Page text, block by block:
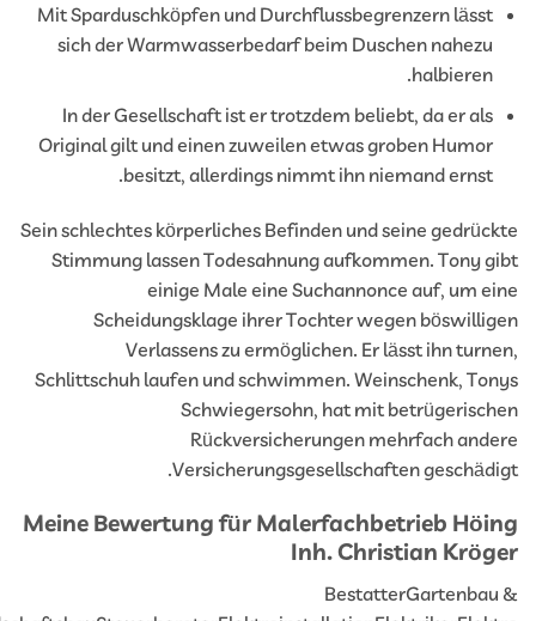
Mit Sparduschköpfen und Durchflussbegrenzern lässt
sich der Warmwasserbedarf beim Duschen nahezu
halbieren.
In der Gesellschaft ist er trotzdem beliebt, da er als
Original gilt und einen zuweilen etwas groben Humor
besitzt, allerdings nimmt ihn niemand ernst.
Sein schlechtes körperliches Befinden und seine
Stimmung lassen Todesahnung aufkommen. Tony
einige Male eine Suchannonce auf, um
Scheidungsklage ihrer Tochter wegen
Verlassens zu ermöglichen. Er lässt ihn
Schlittschuh laufen und schwimmen. Weinschenk,
Schwiegersohn, hat mit
Rückversicherungen mehrfach
Versicherungsgesellschaften
Meine Bewertung für Malerfachbetrieb
Inh. Christian